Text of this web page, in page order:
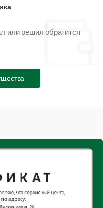
или решил обратится